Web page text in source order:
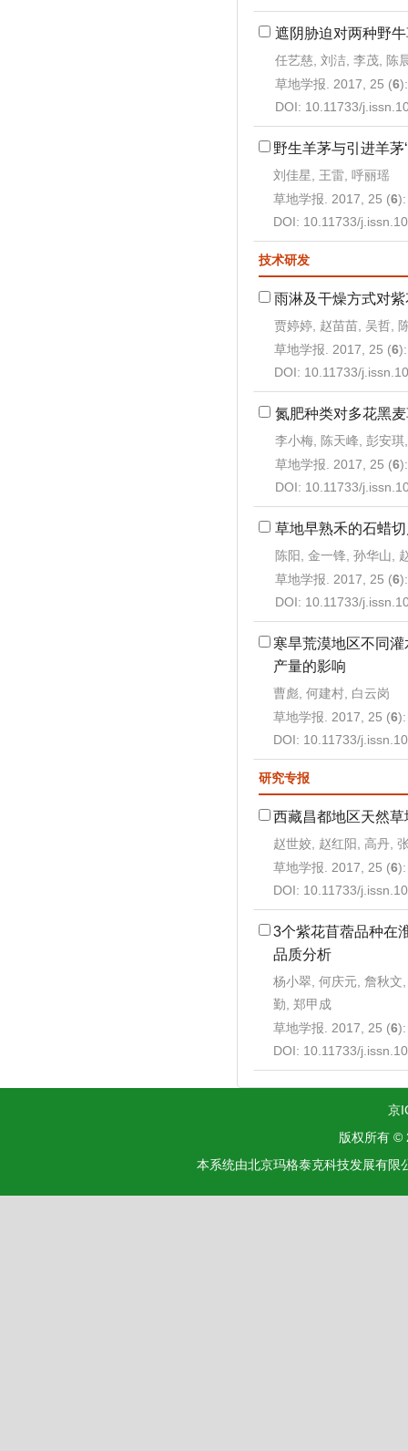
遮阴胁迫对两种野
任艺慈, 刘洁, 李茂, 陈
草地学报. 2017, 25 (6
DOI: 10.11733/
野生羊茅与引进羊茅
刘佳星, 王雷, 呼丽瑶
草地学报. 2017, 25 (6
DOI: 10.11733/
技术研发
雨淋及干燥方式对
贾婷婷, 赵苗苗, 吴哲,
草地学报. 2017, 25 (6
DOI: 10.11733/
氮肥种类对多花黑
李小梅, 陈天峰, 彭安
草地学报. 2017, 25 (6
DOI: 10.11733/
草地早熟禾的石蜡
陈阳, 金一锋, 孙华山,
草地学报. 2017, 25 (6
DOI: 10.11733/
寒旱荒漠地区不同
产量的影响
曹彪, 何建村, 白云岗
草地学报. 2017, 25 (6
DOI: 10.11733/
研究专报
西藏昌都地区天然
赵世姣, 赵红阳, 高丹,
草地学报. 2017, 25 (6
DOI: 10.11733/
3个紫花苜蓿品种在
品质分析
杨小翠, 何庆元, 詹秋文
勤, 郑甲成
草地学报. 2017, 25 (6
DOI: 10.11733/
京
版权所有 ©
本系统由北京玛格泰克科技发展有